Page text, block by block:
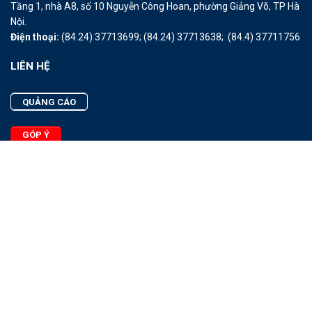
Tầng 1, nhà A8, số 10 Nguyễn Công Hoan, phường Giảng Võ, TP Hà
Nội.
Điện thoại: (84.24) 37713699; (84.24) 37713638; (84.4) 37711756
LIÊN HỆ
QUẢNG CÁO
GÓP Ý